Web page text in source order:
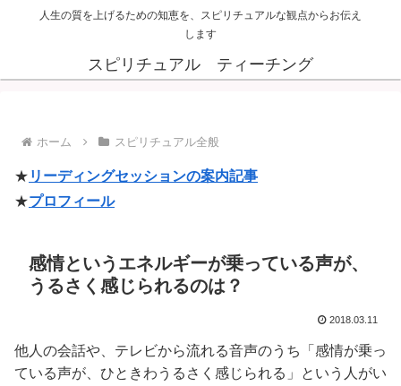
人生の質を上げるための知恵を、スピリチュアルな観点からお伝え
します
スピリチュアル ティーチング
ホーム スピリチュアル全般
★ リーディングセッションの案内記事
★プロフィール
感情というエネルギーが乗っている声が、
うるさく感じられるのは？
2018.03.11
他人の会話や、テレビから流れる音声のうち「感情が乗っ
ている声が、ひときわうるさく感じられる」という人がい